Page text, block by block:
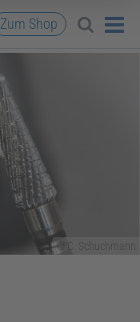
Zum Shop
© C. Schuchmann